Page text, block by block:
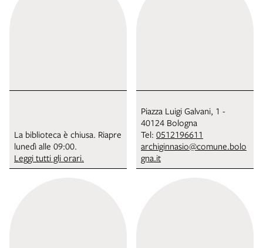
La biblioteca è chiusa. Riapre
lunedì alle 09:00.
Leggi tutti gli orari.
Piazza Luigi Galvani, 1 -
40124 Bologna
Tel: 0512196611
archiginnasio@comune.bolo
gna.it